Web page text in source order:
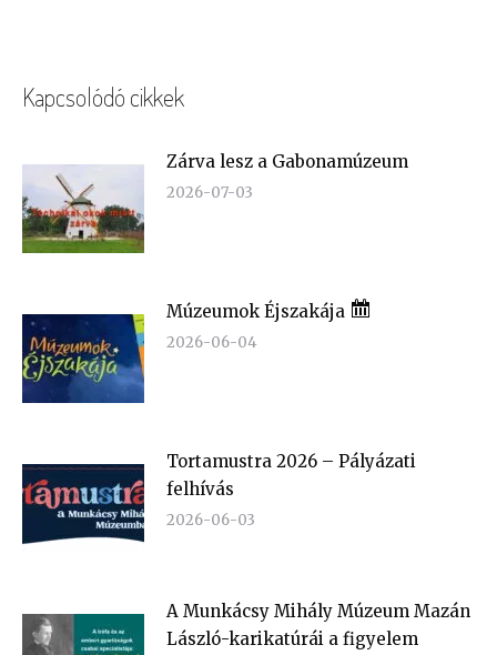
Kapcsolódó cikkek
Zárva lesz a Gabonamúzeum
2026-07-03
Múzeumok Éjszakája
2026-06-04
Tortamustra 2026 – Pályázati
felhívás
2026-06-03
A Munkácsy Mihály Múzeum Mazán
László-karikatúrái a figyelem